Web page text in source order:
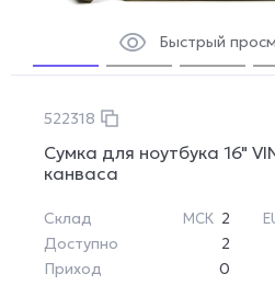
Быстрый
522318
Сумка для ноутбука 16"
канваса
Склад МСК 2
Доступно
2
Приход
0